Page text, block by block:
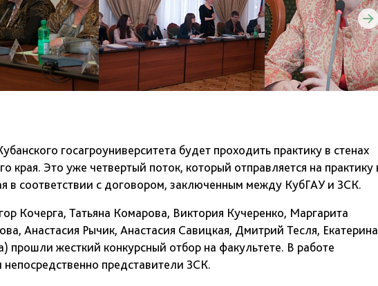
госагроуниверситета будет проходить практику в стенах
края. Это уже четвертый поток, который отправляется на практику
в соответствии с договором, заключенным между КубГАУ и ЗСК.
Кочерга, Татьяна Комарова, Виктория Кучеренко, Маргарита
Анастасия Рычик, Анастасия Савицкая, Дмитрий Тесля, Екатерина
жесткий конкурсный отбор на факультете. В работе
представители ЗСК.